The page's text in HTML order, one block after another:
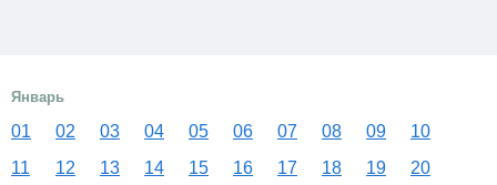
Январь
01 02 03 04 05 06 07 08 09
10
11
12 13 14 15 16 17 18 19
20